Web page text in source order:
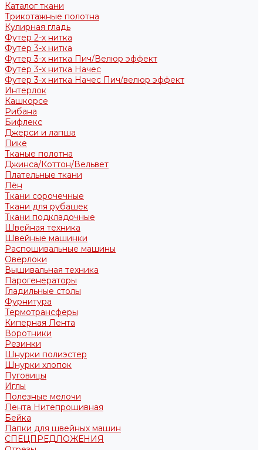
Каталог ткани
Трикотажные полотна
Кулирная гладь
Футер 2-х нитка
Футер 3-х нитка
Футер 3-х нитка Пич/Велюр эффект
Футер 3-х нитка Начес
Футер 3-х нитка Начес Пич/велюр эффект
Интерлок
Кашкорсе
Рибана
Бифлекс
Джерси и лапша
Пике
Тканые полотна
Джинса/Коттон/Вельвет
Плательные ткани
Лён
Ткани сорочечные
Ткани для рубашек
Ткани подкладочные
Швейная техника
Швейные машинки
Распошивальные машины
Оверлоки
Вышивальная техника
Парогенераторы
Гладильные столы
Фурнитура
Термотрансферы
Киперная Лента
Воротники
Резинки
Шнурки полиэстер
Шнурки хлопок
Пуговицы
Иглы
Полезные мелочи
Лента Нитепрошивная
Бейка
Лапки для швейных машин
СПЕЦПРЕДЛОЖЕНИЯ